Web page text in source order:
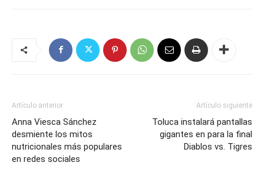
Artículo anterior
Anna Viesca Sánchez
desmiente los mitos
nutricionales más populares
en redes sociales
Artículo siguiente
Toluca instalará pantallas
gigantes en para la final
Diablos vs. Tigres